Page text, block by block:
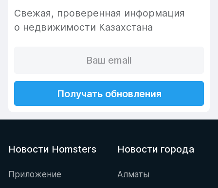
Cвежая, проверенная информация
о недвижимости Казахстана
Получать обновления
Новости Homsters
Приложение
Новости города
Алматы